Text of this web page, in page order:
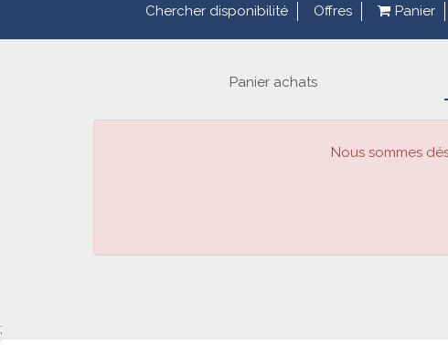
Chercher disponibilité Offres Panier
Panier achats
Nous sommes
;